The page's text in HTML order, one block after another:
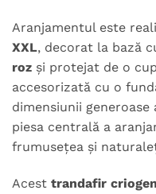
Aranjamentul este
XXL, decorat la bază
roz și protejat de o
accesorizată cu o
dimensiunii
piesa centrală a
frumusețea și
Acest trandafir